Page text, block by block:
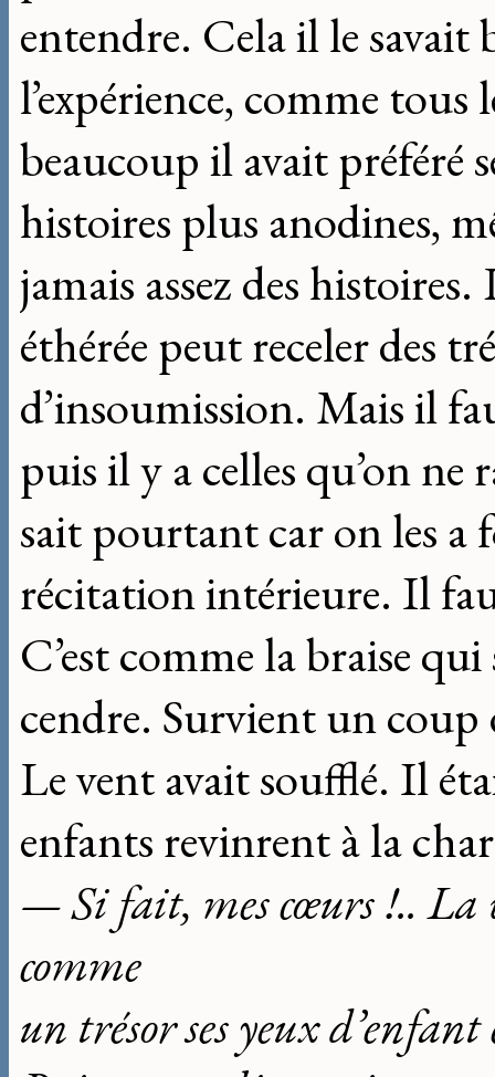
entendre. Cela il le
l’expérience, comme
beaucoup il avait préféré
histoires plus anodines,
jamais assez des
éthérée peut receler des
d’insoumission. Mais il
puis il y a celles qu’on ne
sait pourtant car on les a
récitation intérieure. Il
C’est comme la braise
cendre. Survient un coup
Le vent avait soufflé. Il
enfants revinrent à la
— Si fait, mes cœurs !.. La
comme
un trésor ses yeux